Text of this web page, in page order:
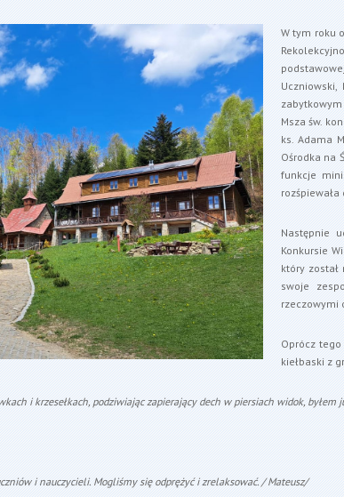
W tym roku
Msza św.
ks. Adama
Ośrodka na
funkcje
rozśpiewała
Następnie
Konkursie
który został
swoje
rzeczowymi
Oprócz
kiełbaski z
i krzesełkach, podziwiając zapierający dech w piersiach widok,
i nauczycieli. Mogliśmy się odprężyć i zrelaksować. / Mateusz/